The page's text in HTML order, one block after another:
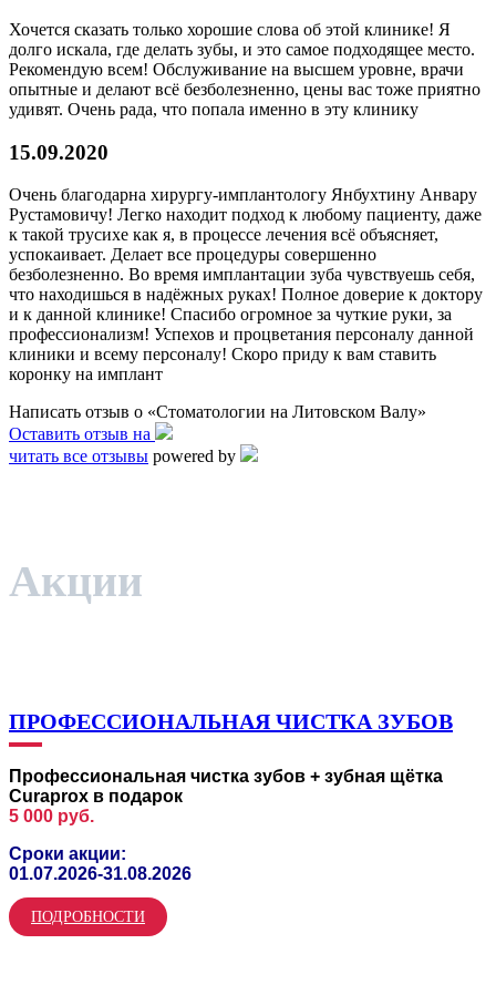
Хочется сказать только хорошие слова об этой клинике! Я
долго искала, где делать зубы, и это самое подходящее место.
Рекомендую всем! Обслуживание на высшем уровне, врачи
опытные и делают всё безболезненно, цены вас тоже приятно
удивят. Очень рада, что попала именно в эту клинику
15.09.2020
Очень благодарна хирургу-имплантологу Янбухтину Анвару
Рустамовичу! Легко находит подход к любому пациенту, даже
к такой трусихе как я, в процессе лечения всё объясняет,
успокаивает. Делает все процедуры совершенно
безболезненно. Во время имплантации зуба чувствуешь себя,
что находишься в надёжных руках! Полное доверие к доктору
и к данной клинике! Спасибо огромное за чуткие руки, за
профессионализм! Успехов и процветания персоналу данной
клиники и всему персоналу! Скоро приду к вам ставить
коронку на имплант
Написать отзыв о «Стоматологии на Литовском Валу»
Оставить отзыв на
читать все отзывы powered by
Акции
ПРОФЕССИОНАЛЬНАЯ ЧИСТКА ЗУБОВ
Профессиональная чистка зубов + зубная щётка
Curaprox в подарок
5 000 руб.
Сроки акции:
01.07.2026-31.08.2026
ПОДРОБНОСТИ